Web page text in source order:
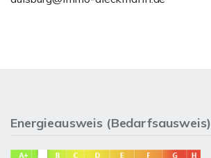
Energieausweis (Bedarfsausweis)